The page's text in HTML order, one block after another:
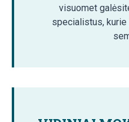
visuomet
specialistus,